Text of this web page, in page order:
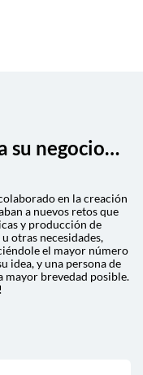
su negocio…
en la creación
a nuevos retos que
y producción de
otras necesidades,
el mayor número
idea, y una persona de
mayor brevedad posible.